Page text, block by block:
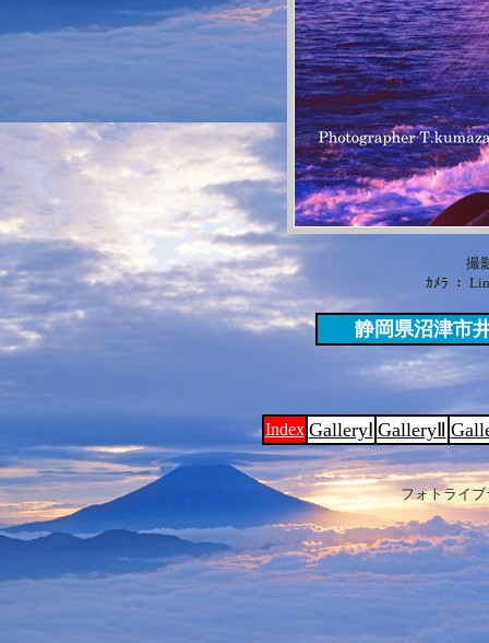
撮
ｶﾒﾗ ：
静岡県沼津市
Index GalleryⅠ GalleryⅡ
フォトライ